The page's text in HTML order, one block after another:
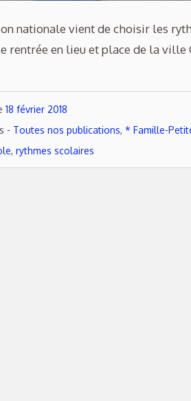
nationale vient de choisir les
rentrée en lieu et place de la ville
18 février 2018
- Toutes nos publications, * Famille-
, rythmes scolaires